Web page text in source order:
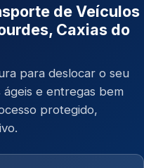
de Veículos
Caxias do
para deslocar o seu
ágeis e entregas bem
protegido,